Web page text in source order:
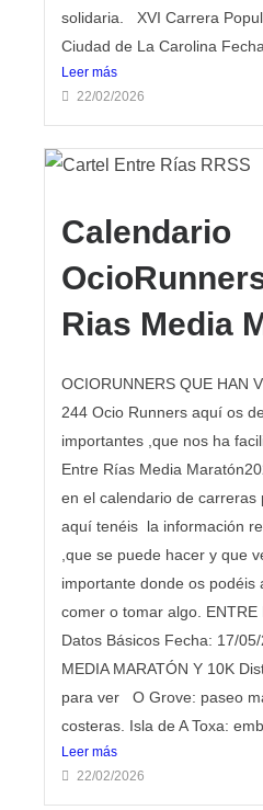
solidaria. XVI Carrera
Ciudad de La Carolina
Leer más
22/02/2026
Calendario
Rias Media
OCIORUNNERS QUE HAN
244 Ocio Runners aquí os
importantes ,que nos ha
Entre Rías Media
en el calendario de carreras
aquí tenéis la información
,que se puede hacer y que
importante donde os podéis
comer o tomar algo. ENTRE
Datos Básicos Fecha: 17/
MEDIA MARATÓN Y 10K
para ver O Grove: paseo
costeras. Isla de A Toxa:
Leer más
22/02/2026